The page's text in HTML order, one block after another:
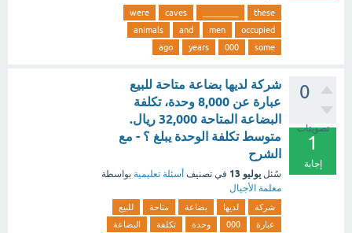
these
caves
were
occupied
men
and
animals
some
000
years
ago
0
تصويتات
1
إجابة
شركة لديها بضاعة متاحة للبيع
عبارة عن 8,000 وحدة، تكلفة
البضاعة المتاحة 32,000 ريال.
متوسط تكلفة الوحدة يبلغ ؟ - مع
الشرح
سُئل يوليو 13 في تصنيف أسئلة تعليمية بواسطة
معلمة الأجيال
شركة لديها بضاعة متاحة
للبيع
عبارة
000 وحدة تكلفة
البضاعة